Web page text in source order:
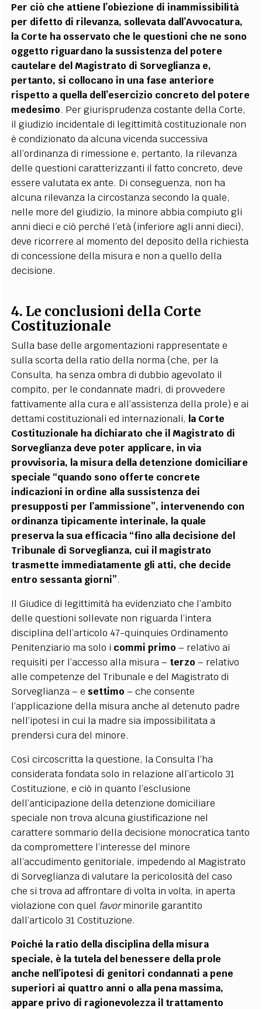
Per ciò che attiene l’obiezione di inammissibilità
per difetto di rilevanza, sollevata dall’Avvocatura,
la Corte ha osservato che le questioni che ne sono
oggetto riguardano la sussistenza del potere
cautelare del Magistrato di Sorveglianza e,
pertanto, si collocano in una fase anteriore
rispetto a quella dell’esercizio concreto del potere
medesimo. Per giurisprudenza costante della Corte,
il giudizio incidentale di legittimità costituzionale non
è condizionato da alcuna vicenda successiva
all’ordinanza di rimessione e, pertanto, la rilevanza
delle questioni caratterizzanti il fatto concreto, deve
essere valutata ex ante. Di conseguenza, non ha
alcuna rilevanza la circostanza secondo la quale,
nelle more del giudizio, la minore abbia compiuto gli
anni dieci e ciò perché l’età (inferiore agli anni dieci),
deve ricorrere al momento del deposito della richiesta
di concessione della misura e non a quello della
decisione.
4. Le conclusioni della Corte
Costituzionale
Sulla base delle argomentazioni rappresentate e
sulla scorta della ratio della norma (che, per la
Consulta, ha senza ombra di dubbio agevolato il
compito, per le condannate madri, di provvedere
fattivamente alla cura e all’assistenza della prole) e ai
dettami costituzionali ed internazionali, la Corte
Costituzionale ha dichiarato che il Magistrato di
Sorveglianza deve poter applicare, in via
provvisoria, la misura della detenzione domiciliare
speciale “quando sono offerte concrete
indicazioni in ordine alla sussistenza dei
presupposti per l’ammissione”, intervenendo con
ordinanza tipicamente interinale, la quale
preserva la sua efficacia “fino alla decisione del
Tribunale di Sorveglianza, cui il magistrato
trasmette immediatamente gli atti, che decide
entro sessanta giorni”.
Il Giudice di legittimità ha evidenziato che l’ambito
delle questioni sollevate non riguarda l’intera
disciplina dell’articolo 47-quinquies Ordinamento
Penitenziario ma solo i commi primo – relativo ai
requisiti per l’accesso alla misura – terzo – relativo
alle competenze del Tribunale e del Magistrato di
Sorveglianza – e settimo – che consente
l’applicazione della misura anche al detenuto padre
nell’ipotesi in cui la madre sia impossibilitata a
prendersi cura del minore.
Così circoscritta la questione, la Consulta l’ha
considerata fondata solo in relazione all’articolo 31
Costituzione, e ciò in quanto l’esclusione
dell’anticipazione della detenzione domiciliare
speciale non trova alcuna giustificazione nel
carattere sommario della decisione monocratica tanto
da compromettere l’interesse del minore
all’accudimento genitoriale, impedendo al Magistrato
di Sorveglianza di valutare la pericolosità del caso
che si trova ad affrontare di volta in volta, in aperta
violazione con quel favorminorile garantito
dall’articolo 31 Costituzione.
Poiché la ratio della disciplina della misura
speciale, è la tutela del benessere della prole
anche nell’ipotesi di genitori condannati a pene
superiori ai quattro anni o alla pena massima,
appare privo di ragionevolezza il trattamento